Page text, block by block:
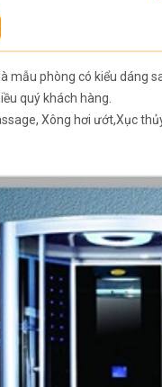
mẫu phòng có kiểu dáng
quý khách hàng.
Xông hơi ướt,Xục